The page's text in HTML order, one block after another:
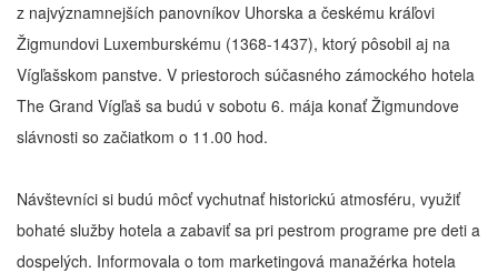
z najvýznamnejších panovníkov Uhorska a českému kráľovi
Žigmundovi Luxemburskému (1368-1437), ktorý pôsobil aj na
Vígľašskom panstve. V priestoroch súčasného zámockého hotela
The Grand Vígľaš sa budú v sobotu 6. mája konať Žigmundove
slávnosti so začiatkom o 11.00 hod.
Návštevníci si budú môcť vychutnať historickú atmosféru, využiť
bohaté služby hotela a zabaviť sa pri pestrom programe pre deti a
dospelých. Informovala o tom marketingová manažérka hotela